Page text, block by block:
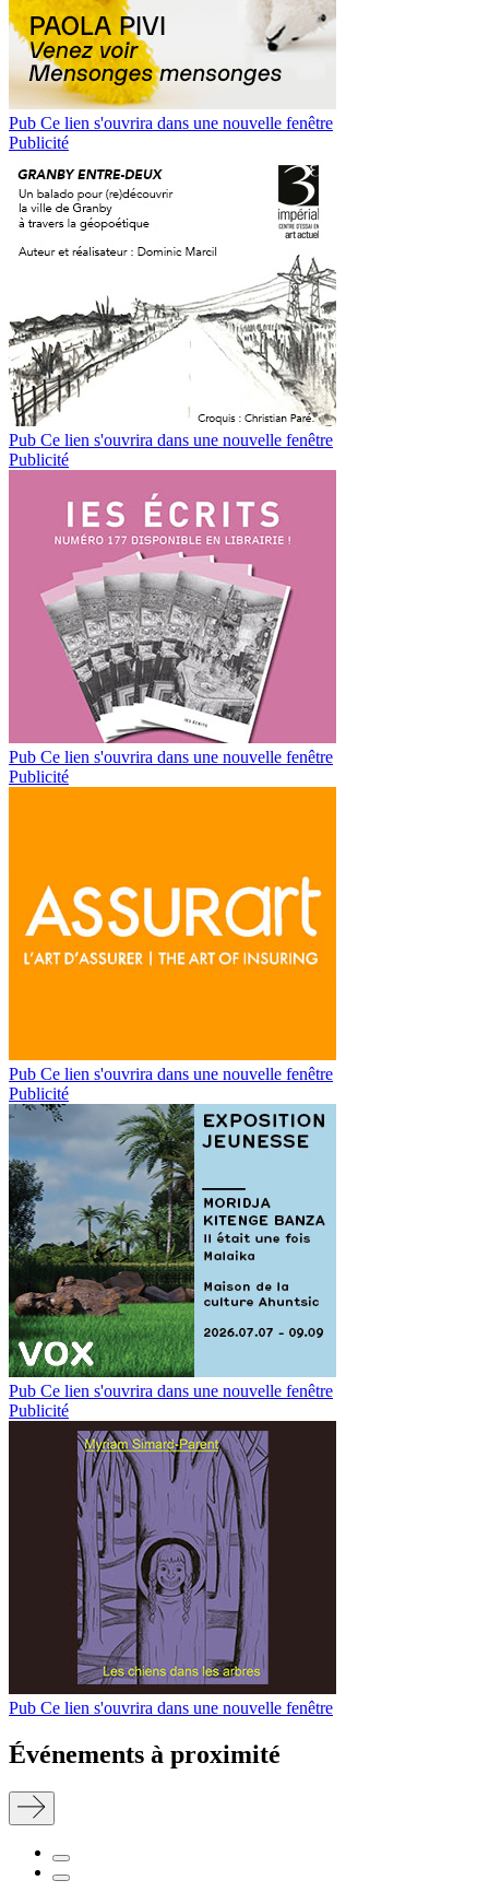
Pub Ce lien s'ouvrira dans une nouvelle fenêtre
Publicité
Pub Ce lien s'ouvrira dans une nouvelle fenêtre
Publicité
Pub Ce lien s'ouvrira dans une nouvelle fenêtre
Publicité
Pub Ce lien s'ouvrira dans une nouvelle fenêtre
Publicité
Pub Ce lien s'ouvrira dans une nouvelle fenêtre
Publicité
Pub Ce lien s'ouvrira dans une nouvelle fenêtre
Événements à proximité